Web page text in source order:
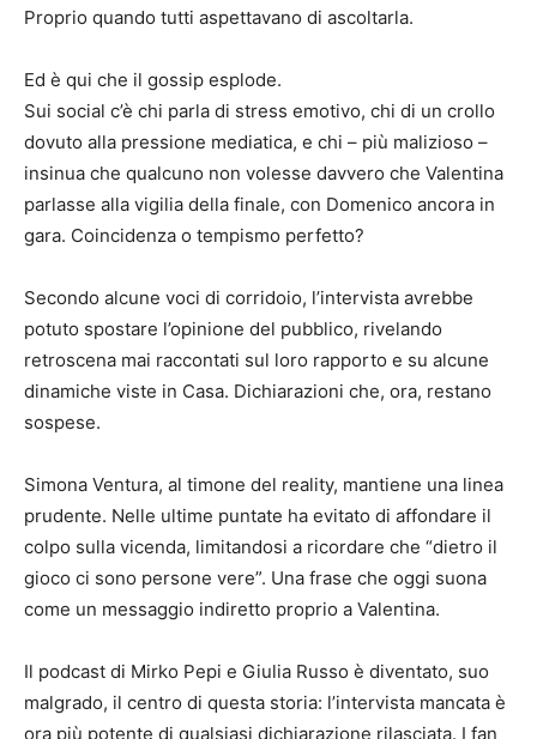
Proprio quando tutti aspettavano di ascoltarla.
Ed è qui che il gossip esplode.
Sui social c’è chi parla di stress emotivo, chi di un crollo
dovuto alla pressione mediatica, e chi – più malizioso –
insinua che qualcuno non volesse davvero che Valentina
parlasse alla vigilia della finale, con Domenico ancora in
gara. Coincidenza o tempismo perfetto?
Secondo alcune voci di corridoio, l’intervista avrebbe
potuto spostare l’opinione del pubblico, rivelando
retroscena mai raccontati sul loro rapporto e su alcune
dinamiche viste in Casa. Dichiarazioni che, ora, restano
sospese.
Simona Ventura, al timone del reality, mantiene una linea
prudente. Nelle ultime puntate ha evitato di affondare il
colpo sulla vicenda, limitandosi a ricordare che “dietro il
gioco ci sono persone vere”. Una frase che oggi suona
come un messaggio indiretto proprio a Valentina.
Il podcast di Mirko Pepi e Giulia Russo è diventato, suo
malgrado, il centro di questa storia: l’intervista mancata è
ora più potente di qualsiasi dichiarazione rilasciata. I fan